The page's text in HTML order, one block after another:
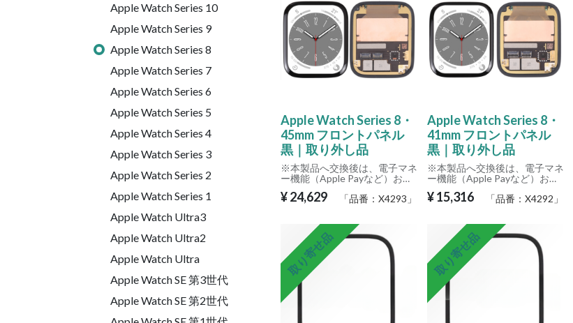
Apple Watch Series 10
Apple Watch Series 9
Apple Watch Series 8
Apple Watch Series 7
Apple Watch Series 6
Apple Watch Series 5
Apple Watch Series 4
Apple Watch Series 3
Apple Watch Series 2
Apple Watch Series 1
Apple Watch Ultra3
Apple Watch Ultra2
Apple Watch Ultra
Apple Watch SE 第3世代
Apple Watch SE 第2世代
Apple Watch Series 8・
45mm フロントパネル
黒｜取り外し品
※本製品へ交換後は、電子マネ
ー機能（Apple Payなど）およ
など）はご利用いただけませ
ご購入前にあらかじめご了承
くださいますようお願いいた
します。
¥24,629 「品番： X4293 」
Apple Watch Series 8・
41mm フロントパネル
黒｜取り外し品
※本製品へ交換後は、電子マネ
ー機能（Apple Payなど）およ
など）はご利用いただけませ
ご購入前にあらかじめご了承
くださいますようお願いいた
します。
¥15,316 「品番： X4292 」
取り寄せ品 取り寄せ品